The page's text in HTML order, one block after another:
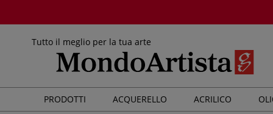
Tutto il meglio per la tua arte
PRODOTTI ACQUERELLO ACRILICO